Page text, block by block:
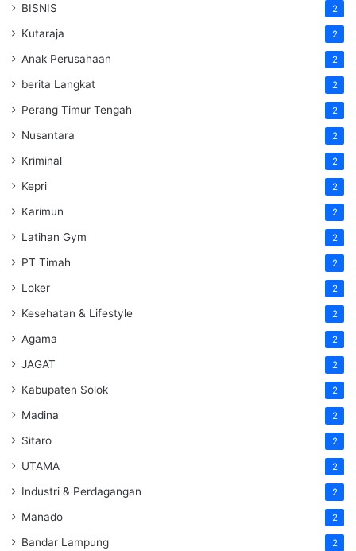
BISNIS 2
Kutaraja 2
Anak Perusahaan 2
berita Langkat 2
Perang Timur Tengah 2
Nusantara 2
Kriminal 2
Kepri 2
Karimun 2
Latihan Gym 2
PT Timah 2
Loker 2
Kesehatan & Lifestyle 2
Agama 2
JAGAT 2
Kabupaten Solok 2
Madina 2
Sitaro 2
UTAMA 2
Industri & Perdagangan 2
Manado 2
Bandar Lampung 2